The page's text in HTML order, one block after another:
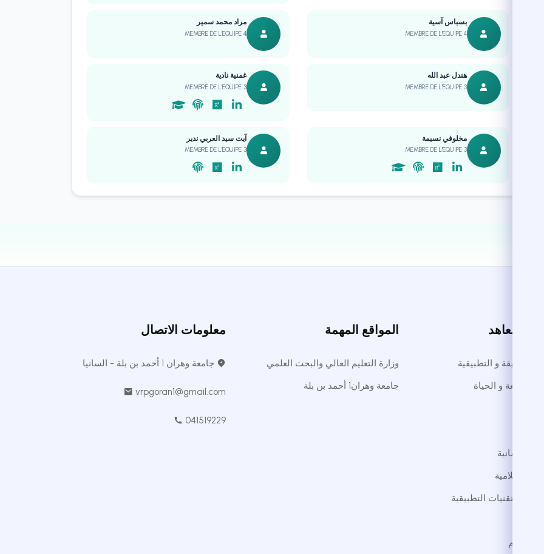
بسباس آسية
MEMBRE DE L'EQUIPE 4
مراد محمد سمير
MEMBRE DE L'EQUIPE 4
هندل عبد الله
MEMBRE DE L'EQUIPE 3
غمنية نادية
MEMBRE DE L'EQUIPE 3
مخلوفي نسيمة
MEMBRE DE L'EQUIPE 3
آيت سيد العربي ندير
MEMBRE DE L'EQUIPE 3
والمعاهد
الدقيقة و التطبيقية
الطبيعة و الحياة
الإنسانية
الإسلامية
و التقنيات التطبيقية
الاجرام
المواقع المهمة
وزارة التعليم العالي والبحث العلمي
جامعة وهران1 أحمد بن بلة
معلومات الاتصال
جامعة وهران 1 أحمد بن بلة - السانيا
vrpgoran1@gmail.com
041519229